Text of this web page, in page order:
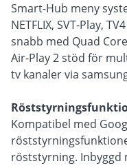
Smart-Hub meny
NETFLIX, SVT-Play,
snabb med Quad
Air-Play 2 stöd för
tv kanaler via
Kompatibel med
röststyrning.